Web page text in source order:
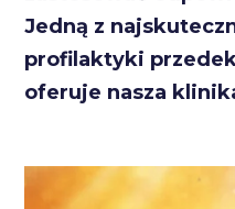
Jedną z
profilaktyki
oferuje nasza